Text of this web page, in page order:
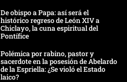
De obispo a Papa: así será el
histórico regreso de León XIV a
Chiclayo, la cuna espiritual del
Pontífice
Polémica por rabino, pastor y
sacerdote en la posesión de Abelardo
de la Espriella: ¿Se violó el Estado
laico?